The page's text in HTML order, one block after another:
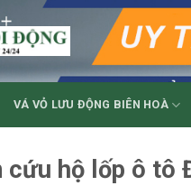
VÁ VỎ LƯU ĐỘNG BIÊN HOÀ
cứu hộ lốp ô tô